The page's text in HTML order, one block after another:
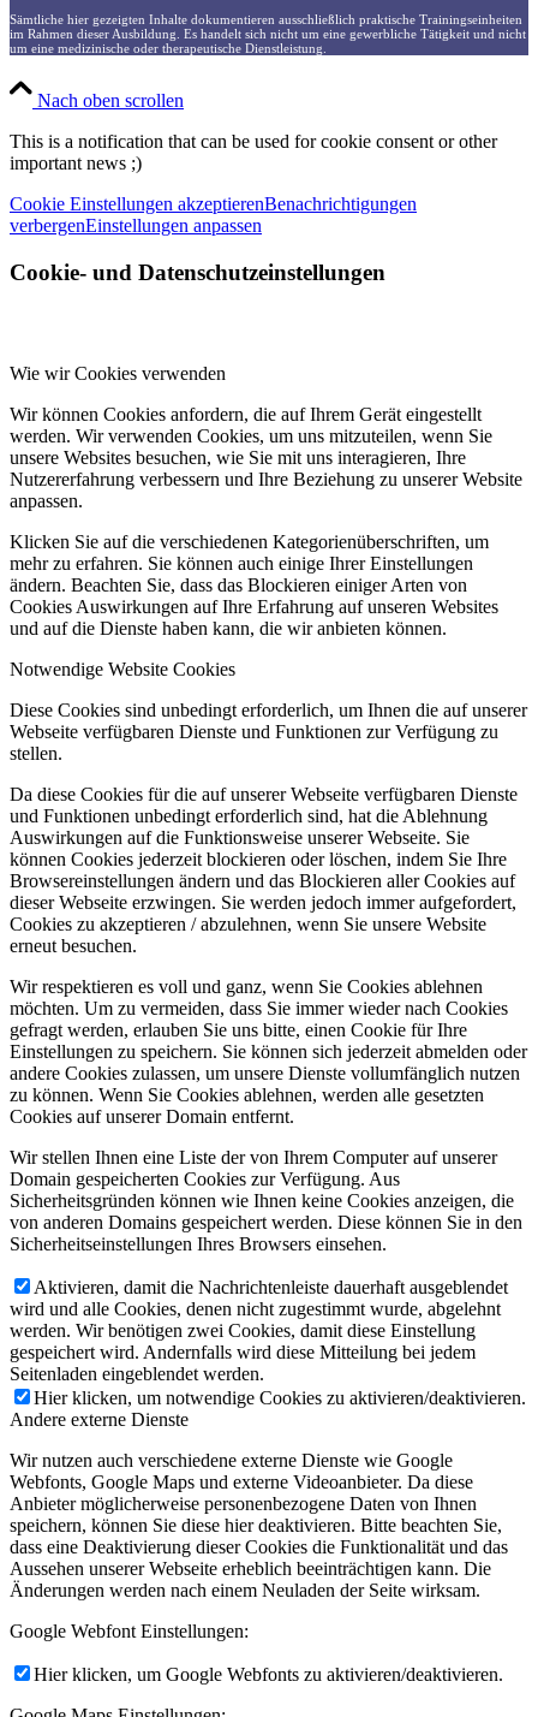
Sämtliche hier gezeigten Inhalte dokumentieren ausschließlich praktische Trainingseinheiten
im Rahmen dieser Ausbildung. Es handelt sich nicht um eine gewerbliche Tätigkeit und nicht
um eine medizinische oder therapeutische Dienstleistung.
Nach oben scrollen
This is a notification that can be used for cookie consent or other
important news ;)
Cookie Einstellungen akzeptierenBenachrichtigungen
verbergenEinstellungen anpassen
Cookie- und Datenschutzeinstellungen
Wie wir Cookies verwenden
Wir können Cookies anfordern, die auf Ihrem Gerät eingestellt
werden. Wir verwenden Cookies, um uns mitzuteilen, wenn Sie
unsere Websites besuchen, wie Sie mit uns interagieren, Ihre
Nutzererfahrung verbessern und Ihre Beziehung zu unserer Website
anpassen.
Klicken Sie auf die verschiedenen Kategorienüberschriften, um
mehr zu erfahren. Sie können auch einige Ihrer Einstellungen
ändern. Beachten Sie, dass das Blockieren einiger Arten von
Cookies Auswirkungen auf Ihre Erfahrung auf unseren Websites
und auf die Dienste haben kann, die wir anbieten können.
Notwendige Website Cookies
Diese Cookies sind unbedingt erforderlich, um Ihnen die auf unserer
Webseite verfügbaren Dienste und Funktionen zur Verfügung zu
stellen.
Da diese Cookies für die auf unserer Webseite verfügbaren Dienste
und Funktionen unbedingt erforderlich sind, hat die Ablehnung
Auswirkungen auf die Funktionsweise unserer Webseite. Sie
können Cookies jederzeit blockieren oder löschen, indem Sie Ihre
Browsereinstellungen ändern und das Blockieren aller Cookies auf
dieser Webseite erzwingen. Sie werden jedoch immer aufgefordert,
Cookies zu akzeptieren / abzulehnen, wenn Sie unsere Website
erneut besuchen.
Wir respektieren es voll und ganz, wenn Sie Cookies ablehnen
möchten. Um zu vermeiden, dass Sie immer wieder nach Cookies
gefragt werden, erlauben Sie uns bitte, einen Cookie für Ihre
Einstellungen zu speichern. Sie können sich jederzeit abmelden oder
andere Cookies zulassen, um unsere Dienste vollumfänglich nutzen
zu können. Wenn Sie Cookies ablehnen, werden alle gesetzten
Cookies auf unserer Domain entfernt.
Wir stellen Ihnen eine Liste der von Ihrem Computer auf unserer
Domain gespeicherten Cookies zur Verfügung. Aus
Sicherheitsgründen können wie Ihnen keine Cookies anzeigen, die
von anderen Domains gespeichert werden. Diese können Sie in den
Sicherheitseinstellungen Ihres Browsers einsehen.
Aktivieren, damit die Nachrichtenleiste dauerhaft ausgeblendet
wird und alle Cookies, denen nicht zugestimmt wurde, abgelehnt
werden. Wir benötigen zwei Cookies, damit diese Einstellung
gespeichert wird. Andernfalls wird diese Mitteilung bei jedem
Seitenladen eingeblendet werden.
Hier klicken, um notwendige Cookies zu aktivieren/deaktivieren.
Andere externe Dienste
Wir nutzen auch verschiedene externe Dienste wie Google
Webfonts, Google Maps und externe Videoanbieter. Da diese
Anbieter möglicherweise personenbezogene Daten von Ihnen
speichern, können Sie diese hier deaktivieren. Bitte beachten Sie,
dass eine Deaktivierung dieser Cookies die Funktionalität und das
Aussehen unserer Webseite erheblich beeinträchtigen kann. Die
Änderungen werden nach einem Neuladen der Seite wirksam.
Google Webfont Einstellungen:
Hier klicken, um Google Webfonts zu aktivieren/deaktivieren.